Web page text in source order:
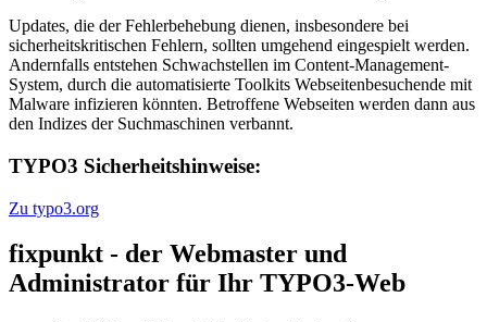
Updates, die der Fehlerbehebung dienen, insbesondere bei
sicherheitskritischen Fehlern, sollten umgehend eingespielt werden.
Andernfalls entstehen Schwachstellen im Content-Management-
System, durch die automatisierte Toolkits Webseitenbesuchende mit
Malware infizieren könnten. Betroffene Webseiten werden dann aus
den Indizes der Suchmaschinen verbannt.
TYPO3 Sicherheitshinweise:
Zu typo3.org
fixpunkt - der Webmaster und
Administrator für Ihr TYPO3-Web